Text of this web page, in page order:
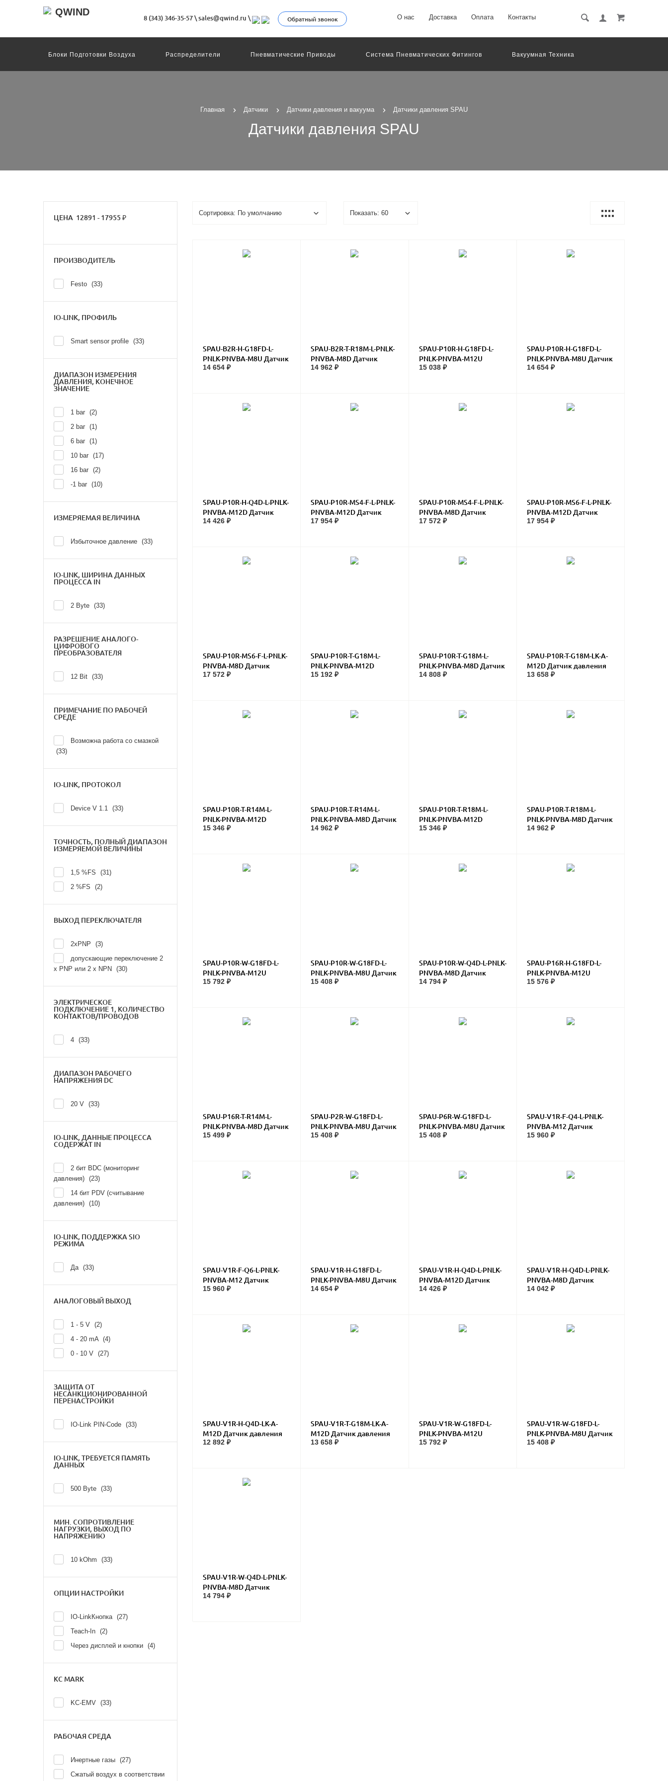
8 (343) 346-35-57\ sales@qwind.ru \ Обратный звонок О нас Доставка Оплата Контакты
Блоки Подготовки Воздуха Распределители Пневматические Приводы Система Пневматических Фитингов
Вакуумная Техника
Главная Датчики Датчики давления и вакуума Датчики давления SPAU
Датчики давления SPAU
ЦЕНА 12891 - 17955 ₽
ПРОИЗВОДИТЕЛЬ
Festo 33
IO-LINK, ПРОФИЛЬ
Smart sensor profile 33
ДИАПАЗОН ИЗМЕРЕНИЯ
ДАВЛЕНИЯ, КОНЕЧНОЕ
ЗНАЧЕНИЕ
1 bar
2
2 bar
1
6 bar
1
10 bar
17
16 bar
2
-1 bar
10
ИЗМЕРЯЕМАЯ ВЕЛИЧИНА
Избыточное давление 33
IO-LINK, ШИРИНА ДАННЫХ
ПРОЦЕССА IN
2 Byte 33
РАЗРЕШЕНИЕ АНАЛОГО-
ЦИФРОВОГО
ПРЕОБРАЗОВАТЕЛЯ
12 Bit 33
ПРИМЕЧАНИЕ ПО РАБОЧЕЙ
СРЕДЕ
Возможна работа со смазкой
33
IO-LINK, ПРОТОКОЛ
Device V 1.1 33
ТОЧНОСТЬ, ПОЛНЫЙ ДИАПАЗОН
ИЗМЕРЯЕМОЙ ВЕЛИЧИНЫ
1,5 %FS
31
2 %FS
2
ВЫХОД ПЕРЕКЛЮЧАТЕЛЯ
2xPNP
3
допускающие переключение 2
х PNP или 2 х NPN
30
ЭЛЕКТРИЧЕСКОЕ
ПОДКЛЮЧЕНИЕ 1, КОЛИЧЕСТВО
КОНТАКТОВ/ПРОВОДОВ
4 33
ДИАПАЗОН РАБОЧЕГО
НАПРЯЖЕНИЯ DC
20 V 33
IO-LINK, ДАННЫЕ ПРОЦЕССА
СОДЕРЖАТ IN
2 бит BDC (мониторинг
давления)
23
14 бит PDV (считывание
давления)
10
IO-LINK, ПОДДЕРЖКА SIO
РЕЖИМА
Да 33
АНАЛОГОВЫЙ ВЫХОД
1 - 5 V
2
4 - 20 mA
4
0 - 10 V
27
ЗАЩИТА ОТ
НЕСАНКЦИОНИРОВАННОЙ
ПЕРЕНАСТРОЙКИ
IO-Link PIN-Code 33
IO-LINK, ТРЕБУЕТСЯ ПАМЯТЬ
ДАННЫХ
500 Byte 33
МИН. СОПРОТИВЛЕНИЕ
НАГРУЗКИ, ВЫХОД ПО
НАПРЯЖЕНИЮ
10 kOhm 33
ОПЦИИ НАСТРОЙКИ
IO-LinkКнопка
27
Teach-In
2
Через дисплей и кнопки
4
KC MARK
KC-EMV 33
РАБОЧАЯ СРЕДА
Инертные газы
27
Сжатый воздух в соответствии
SPAU-B2R-H-G18FD-L-
PNLK-PNVBA-M8U Датчик
давления
14 654 ₽
SPAU-B2R-T-R18M-L-PNLK-
PNVBA-M8D Датчик
давления
14 962 ₽
SPAU-P10R-H-G18FD-L-
PNLK-PNVBA-M12U
Датчик давления
15 038 ₽
SPAU-P10R-H-G18FD-L-
PNLK-PNVBA-M8U Датчик
давления
14 654 ₽
SPAU-P10R-H-Q4D-L-PNLK-
PNVBA-M12D Датчик
давления
14 426 ₽
SPAU-P10R-MS4-F-L-PNLK-
PNVBA-M12D Датчик
давления
17 954 ₽
SPAU-P10R-MS4-F-L-PNLK-
PNVBA-M8D Датчик
давления
17 572 ₽
SPAU-P10R-MS6-F-L-PNLK-
PNVBA-M12D Датчик
давления
17 954 ₽
SPAU-P10R-MS6-F-L-PNLK-
PNVBA-M8D Датчик
давления
17 572 ₽
SPAU-P10R-T-G18M-L-
PNLK-PNVBA-M12D
Датчик давления
15 192 ₽
SPAU-P10R-T-G18M-L-
PNLK-PNVBA-M8D Датчик
давления
14 808 ₽
SPAU-P10R-T-G18M-LK-A-
M12D Датчик давления
13 658 ₽
SPAU-P10R-T-R14M-L-
PNLK-PNVBA-M12D
Датчик давления
15 346 ₽
SPAU-P10R-T-R14M-L-
PNLK-PNVBA-M8D Датчик
давления
14 962 ₽
SPAU-P10R-T-R18M-L-
PNLK-PNVBA-M12D
Датчик давления
15 346 ₽
SPAU-P10R-T-R18M-L-
PNLK-PNVBA-M8D Датчик
давления
14 962 ₽
SPAU-P10R-W-G18FD-L-
PNLK-PNVBA-M12U
Датчик давления
15 792 ₽
SPAU-P10R-W-G18FD-L-
PNLK-PNVBA-M8U Датчик
давления
15 408 ₽
SPAU-P10R-W-Q4D-L-PNLK-
PNVBA-M8D Датчик
давления
14 794 ₽
SPAU-P16R-H-G18FD-L-
PNLK-PNVBA-M12U
Датчик давления
15 576 ₽
SPAU-P16R-T-R14M-L-
PNLK-PNVBA-M8D Датчик
давления
15 499 ₽
SPAU-P2R-W-G18FD-L-
PNLK-PNVBA-M8U Датчик
давления
15 408 ₽
SPAU-P6R-W-G18FD-L-
PNLK-PNVBA-M8U Датчик
давления
15 408 ₽
SPAU-V1R-F-Q4-L-PNLK-
PNVBA-M12 Датчик
давления
15 960 ₽
SPAU-V1R-F-Q6-L-PNLK-
PNVBA-M12 Датчик
давления
15 960 ₽
SPAU-V1R-H-G18FD-L-
PNLK-PNVBA-M8U Датчик
давления
14 654 ₽
SPAU-V1R-H-Q4D-L-PNLK-
PNVBA-M12D Датчик
давления
14 426 ₽
SPAU-V1R-H-Q4D-L-PNLK-
PNVBA-M8D Датчик
давления
14 042 ₽
SPAU-V1R-H-Q4D-LK-A-
M12D Датчик давления
12 892 ₽
SPAU-V1R-T-G18M-LK-A-
M12D Датчик давления
13 658 ₽
SPAU-V1R-W-G18FD-L-
PNLK-PNVBA-M12U
Датчик давления
15 792 ₽
SPAU-V1R-W-G18FD-L-
PNLK-PNVBA-M8U Датчик
давления
15 408 ₽
SPAU-V1R-W-Q4D-L-PNLK-
PNVBA-M8D Датчик
давления
14 794 ₽